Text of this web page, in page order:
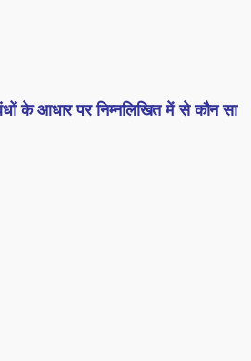
के आधार पर निम्नलिखित में से कौन सा